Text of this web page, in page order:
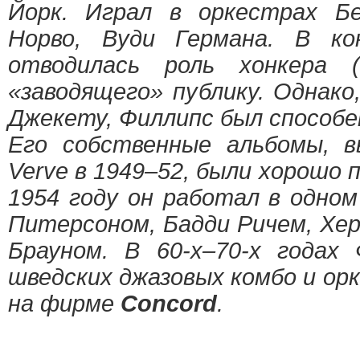
Йорк. Играл в оркестрах
Норво, Вуди Германа. В
отводилась роль
«заводящего» публику.
Джекету, Филлипс был
Его собственные альбомы,
Verve в 1949–52, были хорошо
1954 году он работал в
Питерсоном, Бадди Ричем,
Брауном. В 60-х–70-х годах
шведских джазовых комбо и
на фирме Concord.